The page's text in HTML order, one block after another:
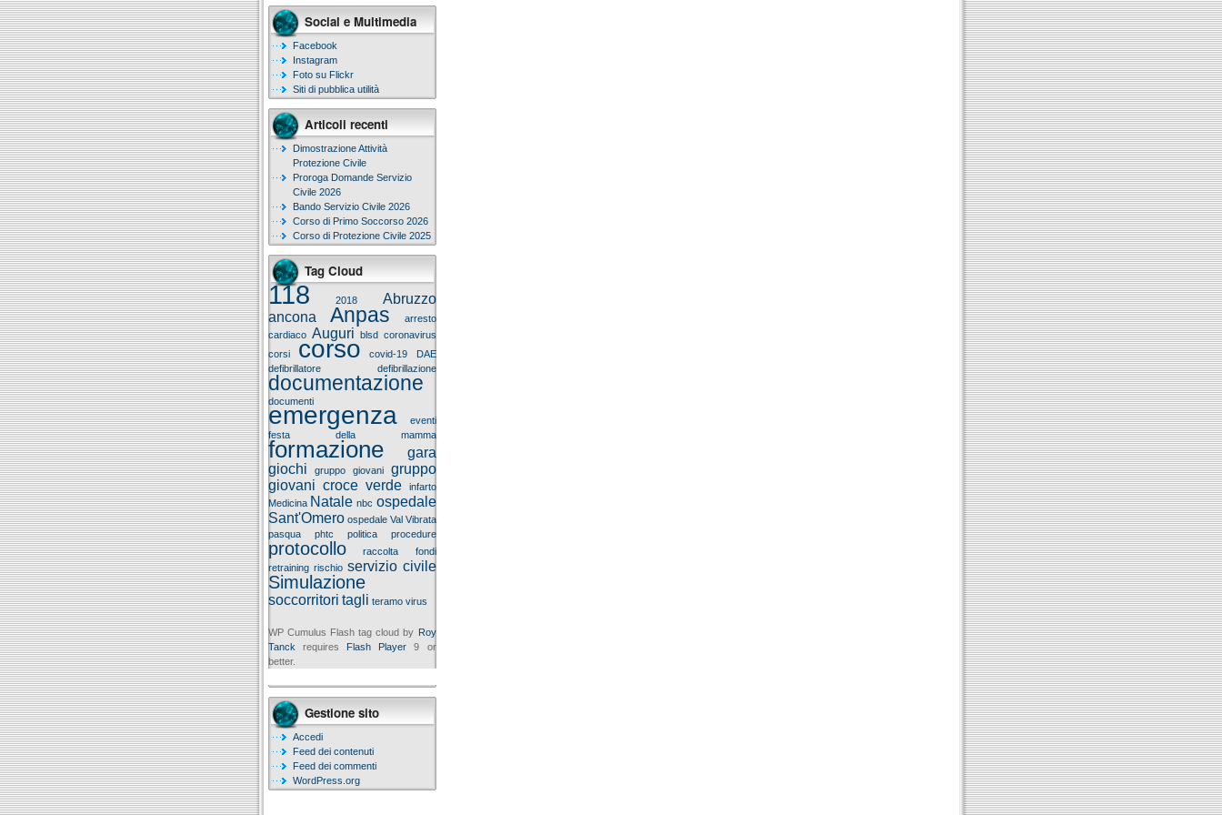
Social e Multimedia
Facebook
Instagram
Foto su Flickr
Siti di pubblica utilità
Articoli recenti
Dimostrazione Attività
Protezione Civile
Proroga Domande Servizio
Civile 2026
Bando Servizio Civile 2026
Corso di Primo Soccorso 2026
Corso di Protezione Civile 2025
Tag Cloud
118 2018
Abruzzo
ancona
Anpas
arresto
cardiaco
Auguri blsd coronavirus
corsi
corso covid-19
DAE
defibrillatore
defibrillazione
documentazione
documenti
emergenza
eventi
festa della mamma
formazione
gara
giochi
gruppo giovani
gruppo
giovani croce verde
infarto
Medicina Natale nbc ospedale
Sant'Omero ospedale Val Vibrata
pasqua
phtc politica procedure
protocollo
raccolta fondi
retraining rischio servizio civile
Simulazione
soccorritori tagli teramo virus
WP Cumulus Flash tag cloud by Roy
Tanck requires Flash Player 9 or
better.
Gestione sito
Accedi
Feed dei contenuti
Feed dei commenti
WordPress.org